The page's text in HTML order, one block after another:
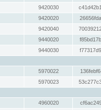
9420030
9420020
9420040
9440020
9440030
5970022
5970023
4960020